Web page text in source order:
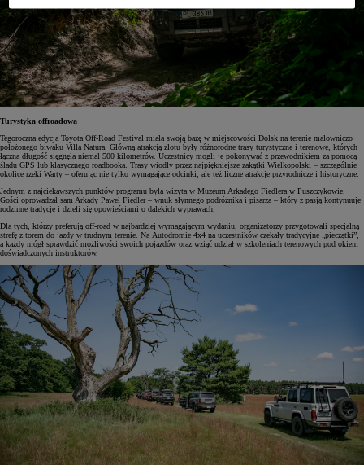
Turystyka offroadowa
Tegoroczna edycja Toyota Off-Road Festival miała swoją bazę w miejscowości Dolsk na terenie malowniczo
położonego biwaku Villa Natura. Główną atrakcją zlotu były różnorodne trasy turystyczne i terenowe, których
łączna długość sięgnęła niemal 500 kilometrów. Uczestnicy mogli je pokonywać z przewodnikiem za pomocą
śladu GPS lub klasycznego roadbooka. Trasy wiodły przez najpiękniejsze zakątki Wielkopolski – szczególnie
okolice rzeki Warty – oferując nie tylko wymagające odcinki, ale też liczne atrakcje przyrodnicze i historyczne.
Jednym z najciekawszych punktów programu była wizyta w Muzeum Arkadego Fiedlera w Puszczykowie.
Gości oprowadzał sam Arkady Paweł Fiedler – wnuk słynnego podróżnika i pisarza – który z pasją kontynuuje
rodzinne tradycje i dzieli się opowieściami o dalekich wyprawach.
Dla tych, którzy preferują off-road w najbardziej wymagającym wydaniu, organizatorzy przygotowali specjalną
strefę z torem do jazdy w trudnym terenie. Na Autodromie 4x4 na uczestników czekały tradycyjne „pieczątki”,
a każdy mógł sprawdzić możliwości swoich pojazdów oraz wziąć udział w szkoleniach terenowych pod okiem
doświadczonych instruktorów.